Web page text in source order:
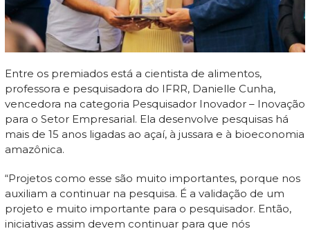
Entre os premiados está a cientista de alimentos,
professora e pesquisadora do IFRR, Danielle Cunha,
vencedora na categoria Pesquisador Inovador – Inovação
para o Setor Empresarial. Ela desenvolve pesquisas há
mais de 15 anos ligadas ao açaí, à jussara e à bioeconomia
amazônica.
“Projetos como esse são muito importantes, porque nos
auxiliam a continuar na pesquisa. É a validação de um
projeto e muito importante para o pesquisador. Então,
iniciativas assim devem continuar para que nós